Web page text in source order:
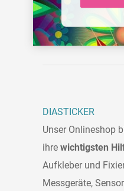
DIASTICKER
Unser Onlineshop
ihre wichtigsten
Aufkleber und
Messgeräte,